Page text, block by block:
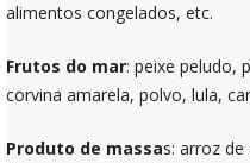
alimentos congelados, etc.
Frutos do mar: peixe peludo,
corvina amarela, polvo, lula,
Produto de massas: arroz